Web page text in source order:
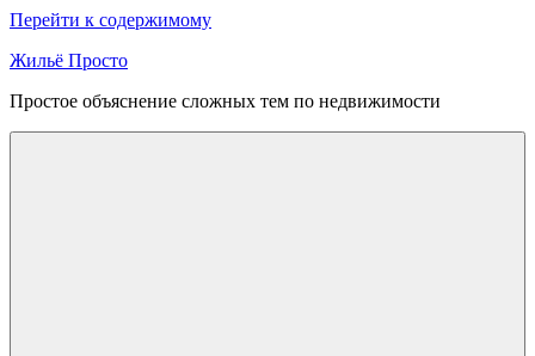
Перейти к содержимому
Жильё Просто
Простое объяснение сложных тем по недвижимости